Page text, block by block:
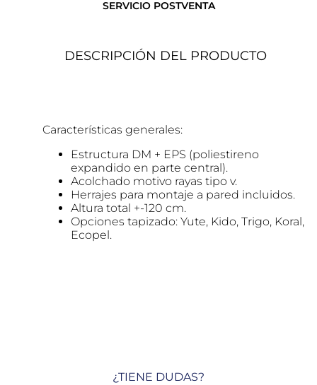
SERVICIO POSTVENTA
DESCRIPCIÓN DEL PRODUCTO
Características generales:
Estructura DM + EPS (poliestireno
expandido en parte central).
Acolchado motivo rayas tipo v.
Herrajes para montaje a pared incluidos.
Altura total +-120 cm.
Opciones tapizado: Yute, Kido, Trigo, Koral,
Ecopel.
¿TIENE DUDAS?